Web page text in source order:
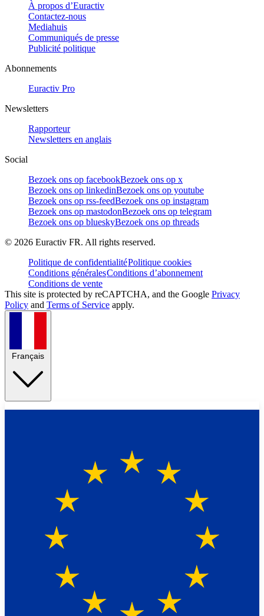
À propos d’Euractiv
Contactez-nous
Mediahuis
Communiqués de presse
Publicité politique
Abonnements
Euractiv Pro
Newsletters
Rapporteur
Newsletters en anglais
Social
Bezoek ons op facebookBezoek ons op x
Bezoek ons op linkedinBezoek ons op youtube
Bezoek ons op rss-feedBezoek ons op instagram
Bezoek ons op mastodonBezoek ons op telegram
Bezoek ons op blueskyBezoek ons op threads
© 2026 Euractiv FR. All rights reserved.
Politique de confidentialitéPolitique cookies
Conditions généralesConditions d’abonnement
Conditions de vente
This site is protected by reCAPTCHA, and the Google Privacy
Policy and Terms of Service apply.
Français